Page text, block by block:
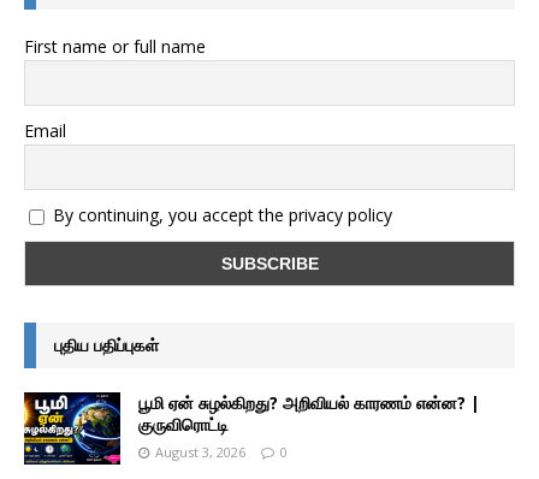
First name or full name
Email
By continuing, you accept the privacy policy
புதிய பதிப்புகள்
பூமி ஏன் சுழல்கிறது? அறிவியல் காரணம் என்ன? |
குருவிரொட்டி
August 3, 2026 0